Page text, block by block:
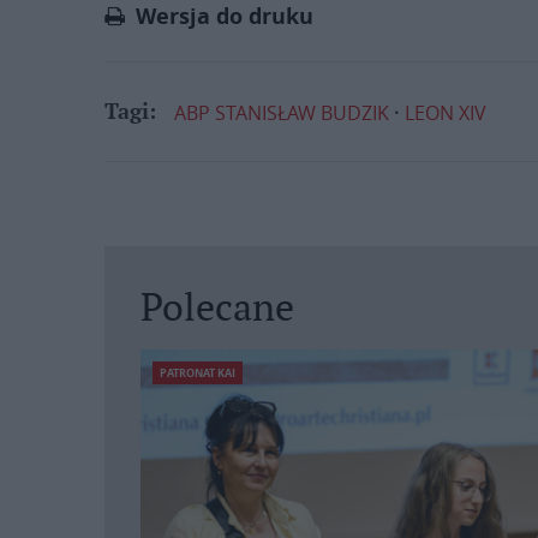
Wersja do druku
Tagi: ABP STANISŁAW BUDZIK LEON XIV
Polecane
PATRONAT KAI